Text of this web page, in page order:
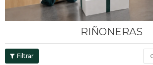
RIÑONERAS